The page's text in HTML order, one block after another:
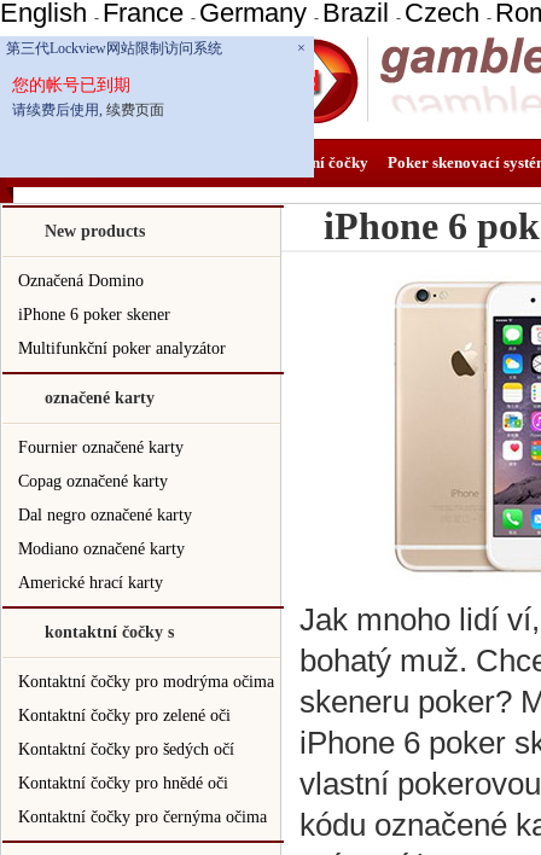
第三代Lockview网站限制访问系统 ×
您的帐号已到期
请续费后使用, 续费页面
English - France - Germany - Brazil - Czech -
kontaktní čočky Poker skenovací
New products
Označená Domino
iPhone 6 poker skener
Multifunkční poker analyzátor
označené karty
Fournier označené karty
Copag označené karty
Dal negro označené karty
Modiano označené karty
Americké hrací karty
kontaktní čočky s
Kontaktní čočky pro modrýma očima
Kontaktní čočky pro zelené oči
Kontaktní čočky pro šedých očí
Kontaktní čočky pro hnědé oči
Kontaktní čočky pro černýma očima
iPhone 6
Jak mnoho lidí
bohatý muž.
skeneru poker?
iPhone 6 poker
vlastní
kódu označené